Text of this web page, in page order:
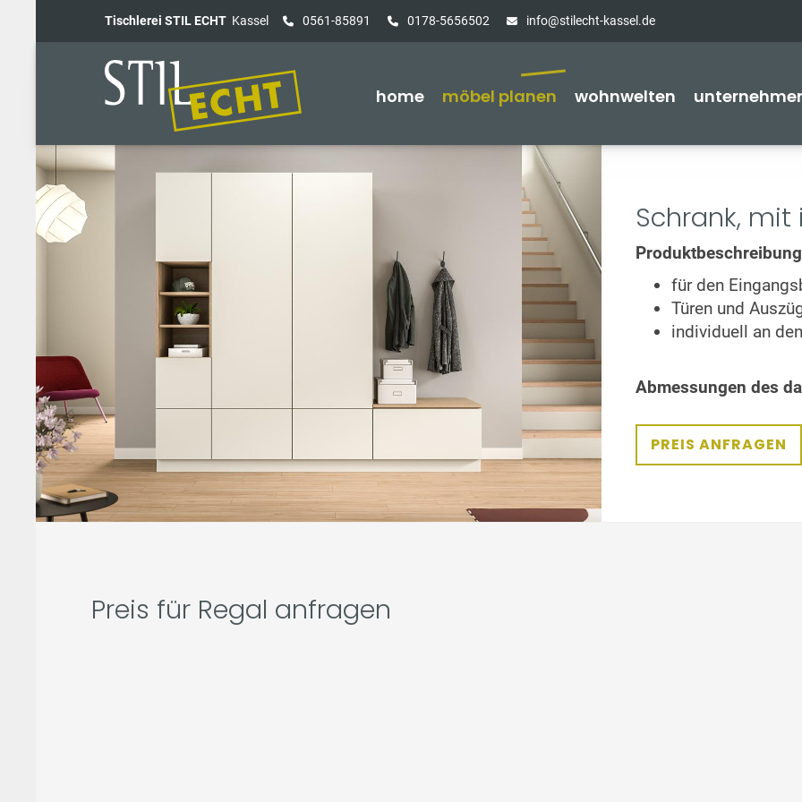
Tischlerei STIL ECHT Kassel 0561-85891 0178-5656502 info@stilecht-kassel.de
home möbel planen wohnwelten
Schrank,
für den
Türen und
individuell an
Abmessungen des
PREIS ANFRAGEN
Preis für Regal anfragen